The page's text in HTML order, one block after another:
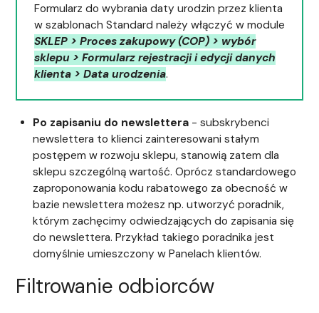
Formularz do wybrania daty urodzin przez klienta
w szablonach Standard należy włączyć w module
SKLEP > Proces zakupowy (COP) > wybór
sklepu > Formularz rejestracji i edycji danych
klienta > Data urodzenia.
Po zapisaniu do newslettera- subskrybenci
newslettera to klienci zainteresowani stałym
postępem w rozwoju sklepu, stanowią zatem dla
sklepu szczególną wartość. Oprócz standardowego
zaproponowania kodu rabatowego za obecność w
bazie newslettera możesz np. utworzyć poradnik,
którym zachęcimy odwiedzających do zapisania się
do newslettera. Przykład takiego poradnika jest
domyślnie umieszczony w Panelach klientów.
Filtrowanie odbiorców